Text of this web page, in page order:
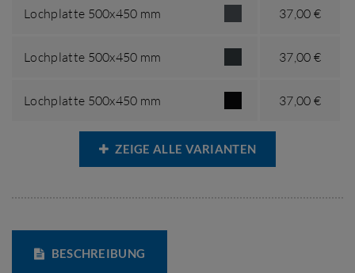
Lochplatte 500x450 mm 37,00 €
Lochplatte 500x450 mm 37,00 €
Lochplatte 500x450 mm 37,00 €
ZEIGE ALLE VARIANTEN
BESCHREIBUNG